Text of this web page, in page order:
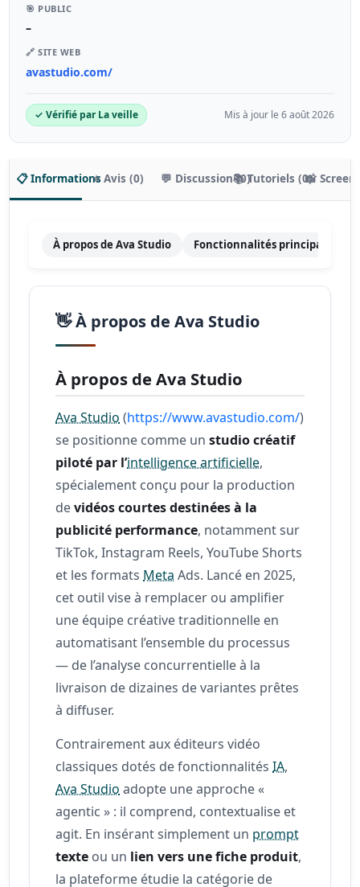
🎯 PUBLIC
–
🔗 SITE WEB
avastudio.com/
✓ Vérifié par La veille Mis à jour le 6 août 2026
📋 Informations⭐ Avis (0) 💬 Discussion (0)📚 Tutoriels (0)📸
À propos de Ava Studio Fonctionnalités principales
👋 À propos de Ava Studio
À propos de Ava Studio
Ava Studio (https://www.avastudio.com/)
se positionne comme unstudio créatif
piloté par l’intelligence artificielle,
spécialement conçu pour la production
devidéos courtes destinées à la
publicité performance, notamment sur
TikTok, Instagram Reels, YouTube Shorts
et les formats Meta Ads. Lancé en 2025,
cet outil vise à remplacer ou amplifier
une équipe créative traditionnelle en
automatisant l’ensemble du processus
— de l’analyse concurrentielle à la
livraison de dizaines de variantes prêtes
à diffuser.
Contrairement aux éditeurs vidéo
classiques dotés de fonctionnalitésIA,
Ava Studio adopte une approche «
agentic » : il comprend, contextualise et
agit. En insérant simplement un prompt
texte ou un lien vers une fiche produit,
la plateforme étudie la catégorie de